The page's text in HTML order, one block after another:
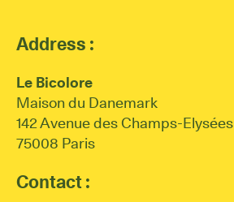
Address :
Le Bicolore
Maison du Danemark
142 Avenue des Champs-Elysées
75008 Paris
Contact :